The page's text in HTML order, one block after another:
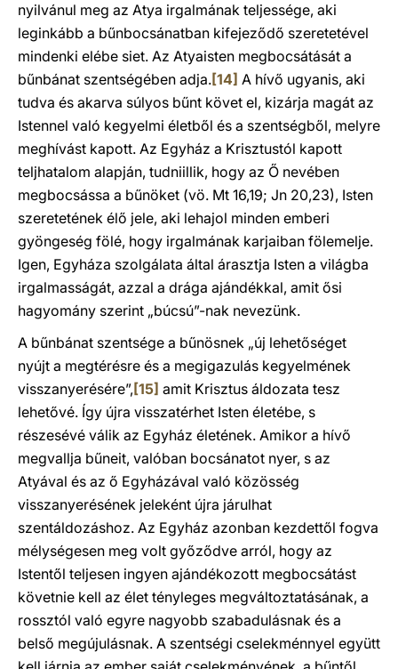
nyilvánul meg az Atya irgalmának teljessége, aki
leginkább a bűnbocsánatban kifejeződő szeretetével
mindenki elébe siet. Az Atyaisten megbocsátását a
bűnbánat szentségében adja.[14] A hívő ugyanis, aki
tudva és akarva súlyos bűnt követ el, kizárja magát az
Istennel való kegyelmi életből és a szentségből, melyre
meghívást kapott. Az Egyház a Krisztustól kapott
teljhatalom alapján, tudniillik, hogy az Ő nevében
megbocsássa a bűnöket (vö. Mt 16,19; Jn 20,23), Isten
szeretetének élő jele, aki lehajol minden emberi
gyöngeség fölé, hogy irgalmának karjaiban fölemelje.
Igen, Egyháza szolgálata által árasztja Isten a világba
irgalmasságát, azzal a drága ajándékkal, amit ősi
hagyomány szerint „búcsú”-nak nevezünk.
A bűnbánat szentsége a bűnösnek „új lehetőséget
nyújt a megtérésre és a megigazulás kegyelmének
visszanyerésére”, [15] amit Krisztus áldozata tesz
lehetővé. Így újra visszatérhet Isten életébe, s
részesévé válik az Egyház életének. Amikor a hívő
megvallja bűneit, valóban bocsánatot nyer, s az
Atyával és az ő Egyházával való közösség
visszanyerésének jeleként újra járulhat
szentáldozáshoz. Az Egyház azonban kezdettől fogva
mélységesen meg volt győződve arról, hogy az
Istentől teljesen ingyen ajándékozott megbocsátást
követnie kell az élet tényleges megváltoztatásának, a
rossztól való egyre nagyobb szabadulásnak és a
belső megújulásnak. A szentségi cselekménnyel együtt